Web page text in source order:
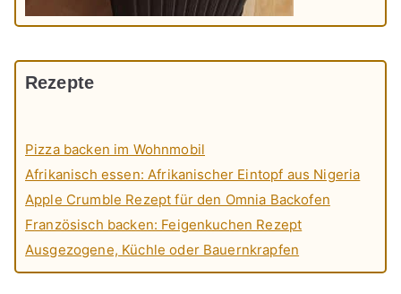
Rezepte
Pizza backen im Wohnmobil
Afrikanisch essen: Afrikanischer Eintopf aus Nigeria
Apple Crumble Rezept für den Omnia Backofen
Französisch backen: Feigenkuchen Rezept
Ausgezogene, Küchle oder Bauernkrapfen